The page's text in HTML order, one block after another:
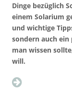
Dinge bezüglich
einem Solarium
und wichtige
sondern auch ein
man wissen
will.